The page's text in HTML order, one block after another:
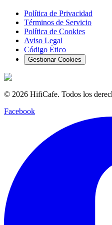
Política de Privacidad
Términos de Servicio
Política de Cookies
Aviso Legal
Código Ético
Gestionar Cookies
© 2026 HifiCafe. Todos los
Facebook